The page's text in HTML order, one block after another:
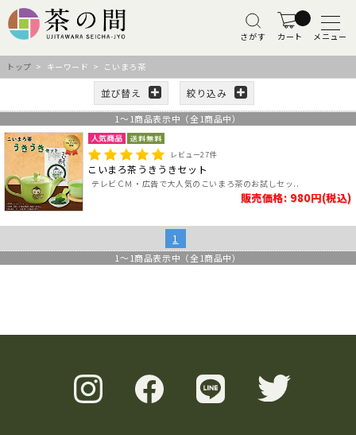
さがす カート メニュー
トップ > キーワード > こいまろ茶
並び替え 絞り込み
1 ～ 1商品表示中（全 1商品中）
レビュー27件
こいまろ茶うきうきセット
テレビＣＭ・広告で大人気のこいまろ茶のお試しセッ..
販売価格: 980円(税込)
1
1 ～ 1商品表示中（全 1商品中）